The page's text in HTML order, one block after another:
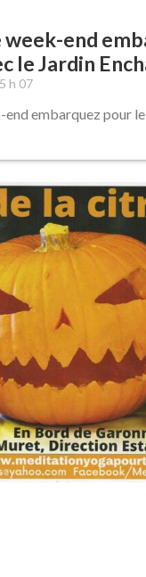
week-end
le Jardin
h 07
end embarquez pour